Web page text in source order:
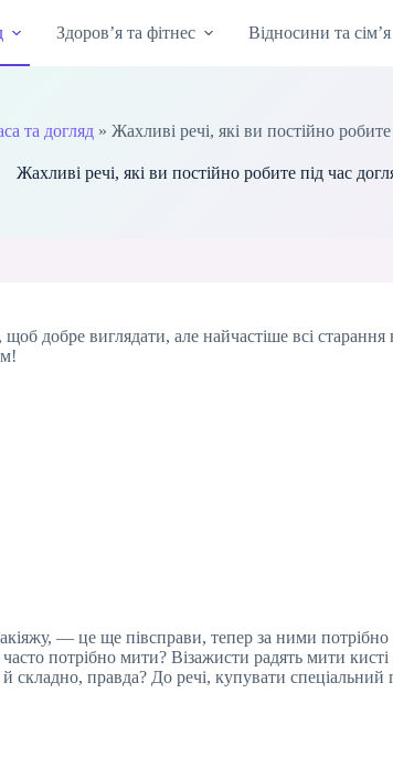
Здоров’я та фітнес Відносини та сім’я
та догляд »Жахливі речі, які ви постійно
Жахливі речі, які ви постійно робите під час
добре виглядати, але найчастіше всі
— це ще півсправи, тепер за ними
потрібно мити? Візажисти радять мити
правда? До речі, купувати